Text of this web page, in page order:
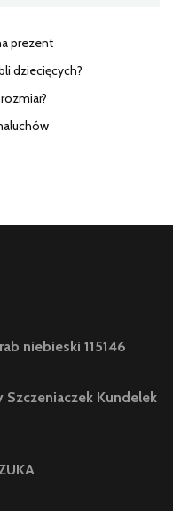
prezent
dziecięcych?
niebieski 115146
Kundelek